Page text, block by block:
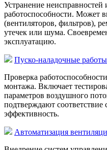
Устранение неисправностей
работоспособности. Может
(вентиляторов, фильтров),
утечек или шума.
эксплуатацию.
Пуско-наладочные
Проверка
монтажа. Включает
параметров воздушного
подтверждают соответствие
эффективность.
Автоматизация